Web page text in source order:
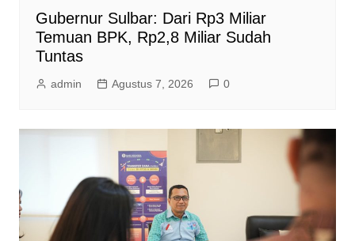
Gubernur Sulbar: Dari Rp3 Miliar
Temuan BPK, Rp2,8 Miliar Sudah
Tuntas
admin Agustus 7, 2026 0